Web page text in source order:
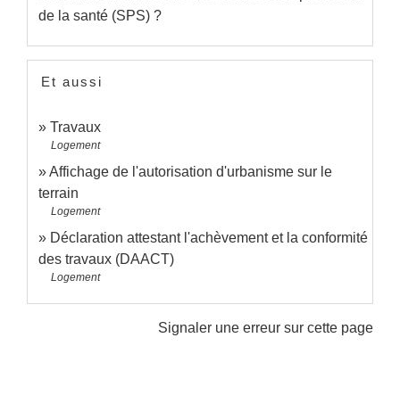
de la santé (SPS) ?
Et aussi
Travaux
Logement
Affichage de l'autorisation d'urbanisme sur le
terrain
Logement
Déclaration attestant l'achèvement et la conformité
des travaux (DAACT)
Logement
Signaler une erreur sur cette page